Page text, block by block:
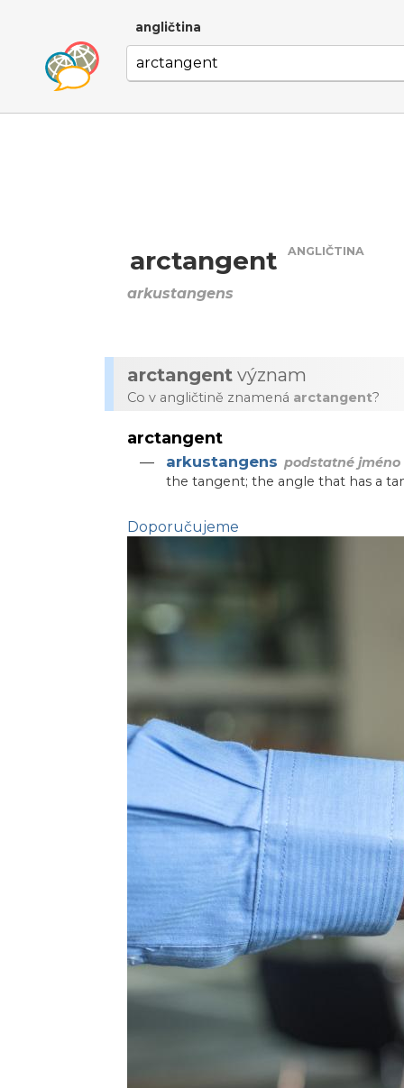
angličtina
arctangent ANGLIČTINA
arkustangens
arctangent význam
Co v angličtině znamená arctangent?
arctangent
— arkustangens podstatné jméno
the tangent; the angle that has a
Doporučujeme